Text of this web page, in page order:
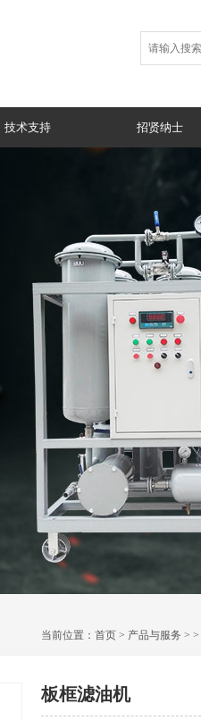
技术支持 招贤纳士
当前位置： 首页 > 产品与服务 > >
板框滤油机